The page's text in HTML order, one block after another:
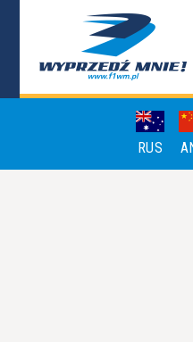
RUS